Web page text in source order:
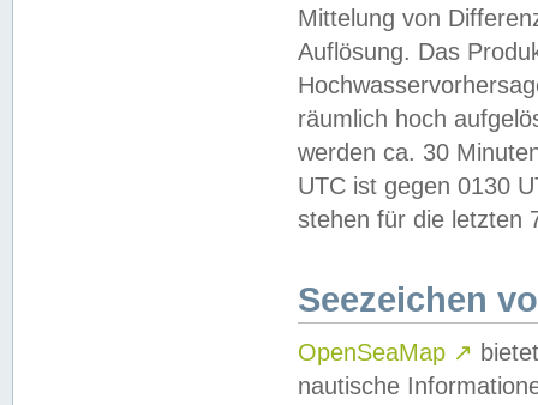
Mittelung von
Auflösung. Das
räumlich hoch
werden ca. 30
UTC ist gegen 0130
stehen für die letzten
Seezeichen
OpenSeaMap ↗
nautische